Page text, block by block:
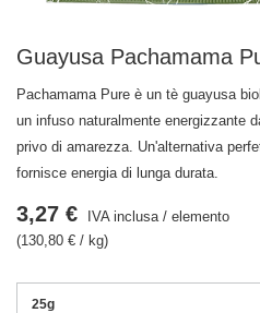
Guayusa Pachamama
Pachamama Pure è un tè guayusa
un infuso naturalmente energizzante
privo di amarezza. Un'alternativa
fornisce energia di lunga durata.
25g
3,27 € IVA inclusa/ elemento
(130,80 € / kg)